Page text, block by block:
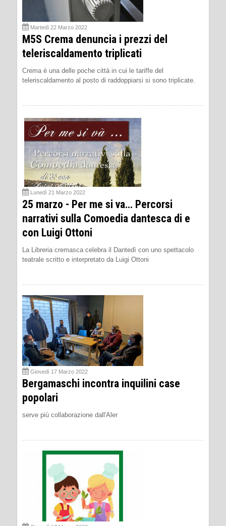
Martedì 22 Marzo 2022
M5S Crema denuncia i prezzi del
teleriscaldamento triplicati
Crema è una delle poche città in cui le tariffe del
teleriscaldamento al posto di raddoppiarsi si sono triplicate.
Lunedì 21 Marzo 2022
25 marzo - Per me si va… Percorsi
narrativi sulla Comoedia dantesca di e
con Luigi Ottoni
La Libreria cremasca celebra il Dantedì con uno spettacolo
teatrale scritto e interpretato da Luigi Ottoni
Giovedì 17 Marzo 2022
Bergamaschi incontra inquilini case
popolari
serve più collaborazione dall'Aler